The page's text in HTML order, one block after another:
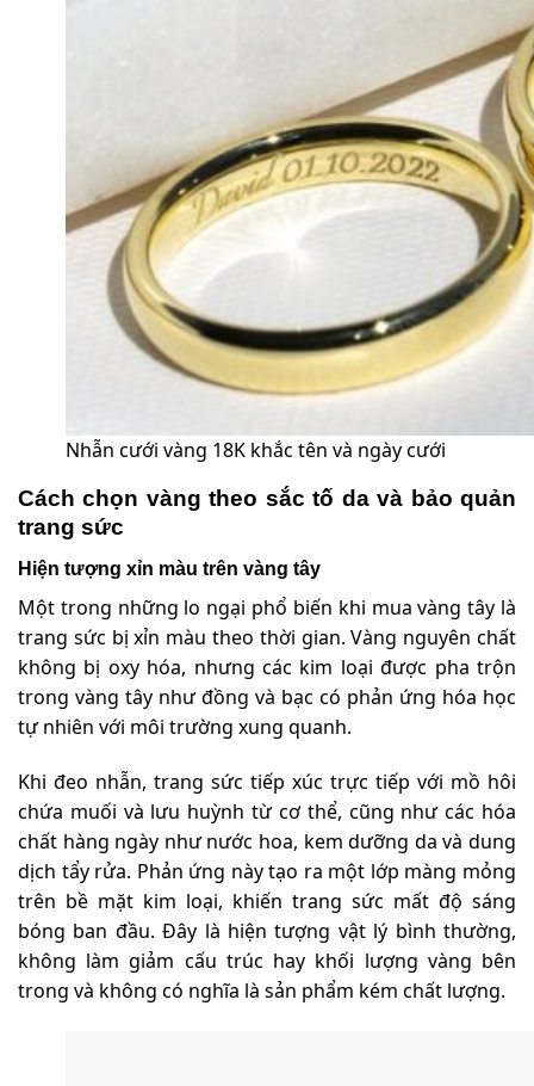
Nhẫn cưới vàng 18K khắc tên và ngày cưới
Cách chọn vàng theo sắc tố da và bảo quản
trang sức
Hiện tượng xỉn màu trên vàng tây
Một trong những lo ngại phổ biến khi mua vàng tây là
trang sức bị xỉn màu theo thời gian. Vàng nguyên chất
không bị oxy hóa, nhưng các kim loại được pha trộn
trong vàng tây như đồng và bạc có phản ứng hóa học
tự nhiên với môi trường xung quanh.
Khi đeo nhẫn, trang sức tiếp xúc trực tiếp với mồ hôi
chứa muối và lưu huỳnh từ cơ thể, cũng như các hóa
chất hàng ngày như nước hoa, kem dưỡng da và dung
dịch tẩy rửa. Phản ứng này tạo ra một lớp màng mỏng
trên bề mặt kim loại, khiến trang sức mất độ sáng
bóng ban đầu. Đây là hiện tượng vật lý bình thường,
không làm giảm cấu trúc hay khối lượng vàng bên
trong và không có nghĩa là sản phẩm kém chất lượng.